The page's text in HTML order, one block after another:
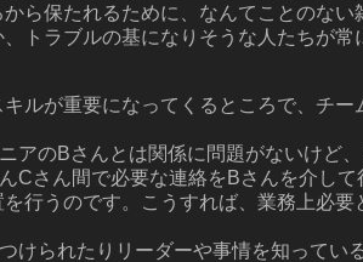
ら保たれるために、なんてことのな
トラブルの基になりそうな人たちが
ルが重要になってくるところで、チ
アのBさんとは関係に問題がないけど
Cさん間で必要な連絡をBさんを介し
行うのです。こうすれば、業務上必
けられたりリーダーや事情を知ってい